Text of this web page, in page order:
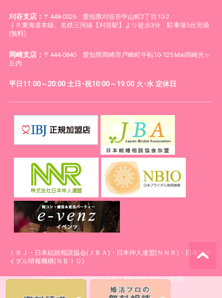
刈谷支店： 〒448-0026 愛知県刈谷市中山町2丁目10-2
ＪＲ東海道本線、名鉄三河線【刈谷駅】より徒歩3分 駐車場5台完備
(無料)
岡崎支店： 〒444-0840 愛知県岡崎市戸崎町牛転10-125 Mai岡崎光ヶ
丘内
平日11:00～20:00 土日･祝10:00～19:00 火･水 定休日
ⅠＢＪ・日本結婚相談協会(ＪＢＡ)・日本仲人連盟(ＮＮＲ)・日本ブラ
イダル情報機構(ＮＢＩＯ)
Copyright (C) プリヴェール Allrights reserved.(X)